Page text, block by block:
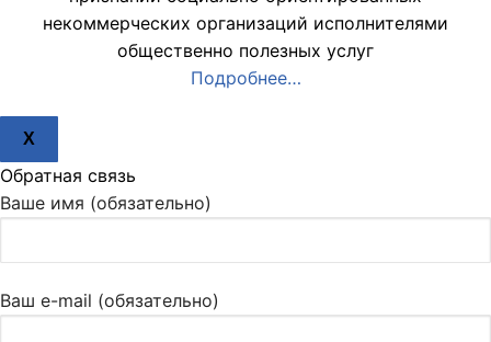
некоммерческих организаций исполнителями
общественно полезных услуг
Подробнее…
X
Обратная связь
Ваше имя (обязательно)
Ваш e-mail (обязательно)